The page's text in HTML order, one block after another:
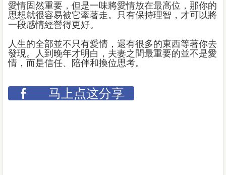
愛情固然重要，但是一味將愛情放在最高位，那你的
思想就很容易被它牽著走。只有保持理智，才可以將
一段感情經營得更好。
人生的全部並不只有愛情，還有很多的東西等著你去
發現。人到晚年才明白，夫妻之間最重要的並不是愛
情，而是信任、陪伴和換位思考。
马上点这分享